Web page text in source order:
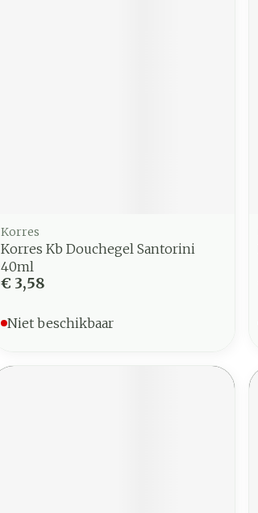
Korres
Korres Kb Douchegel Santorini
40ml
€ 3,58
Niet beschikbaar